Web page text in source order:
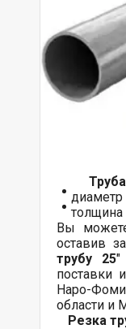
Вы
оставив
трубу 25"
поставки
Наро-
области и
Резка